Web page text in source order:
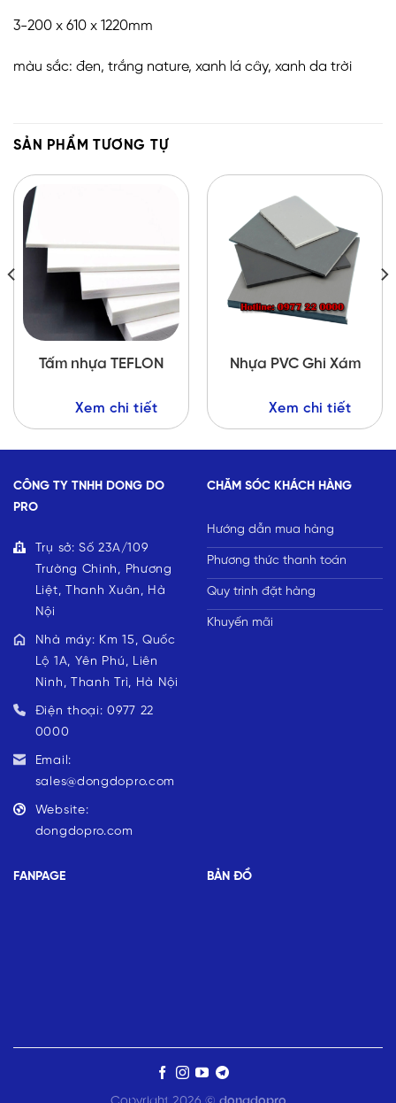
3-200 x 610 x 1220mm
màu sắc: đen, trắng nature, xanh lá cây, xanh da trời
SẢN PHẨM TƯƠNG TỰ
Tấm nhựa TEFLON
Xem chi tiết
Nhựa PVC Ghi Xám
Xem chi tiết
CÔNG TY TNHH DONG DO
PRO
Trụ sở: Số 23A/109
Trường Chinh, Phương
Liệt, Thanh Xuân, Hà
Nội
Nhà máy: Km 15, Quốc
Lộ 1A, Yên Phú, Liên
Ninh, Thanh Trì, Hà Nội
Điện thoại: 0977 22
0000
Email:
sales@dongdopro.com
Website:
dongdopro.com
CHĂM SÓC KHÁCH HÀNG
Hướng dẫn mua hàng
Phương thức thanh toán
Quy trình đặt hàng
Khuyến mãi
FANPAGE BẢN ĐỒ